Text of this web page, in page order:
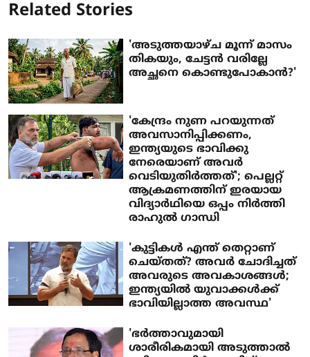
Related Stories
'അടുത്തയാഴ്ച മൂന്ന് മാസം
തികയും, ചേട്ടന്‍ വരില്ലേ
അച്ഛനെ കൊണ്ടുപോകാന്‍?'
'കേന്ദ്രം നുണ പറയുന്നത്
അവസാനിപ്പിക്കണം,
ഇന്ത്യയുടെ ഭാവിക്കു
നേരെയാണ് അവര്‍
വെടിയുതിര്‍ത്തത്‌'; പെല്ലറ്റ്
ആക്രമണത്തിന് ഇരയായ
വിദ്യാര്‍ഥിയെ ഒപ്പം നിര്‍ത്തി
രാഹുല്‍ ഗാന്ധി
'കുട്ടികള്‍ എന്ത് തെറ്റാണ്
ചെയ്തത്? അവര്‍ ചോദിച്ചത്
അവരുടെ അവകാശങ്ങള്‍;
ഇന്ത്യയില്‍ യുവാക്കള്‍ക്ക്
ഭാവിയില്ലാത്ത അവസ്ഥ'
'ഭര്‍ത്താവുമായി
ശാരീരികമായി അടുത്താല്‍